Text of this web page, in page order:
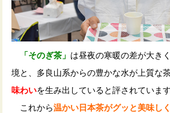
「そのぎ茶」 は昼夜の寒暖の差が大き
境と、多良山系からの豊かな水が上質な
味わいを生み出していると評されています
これから温かい日本茶がグッと美味し